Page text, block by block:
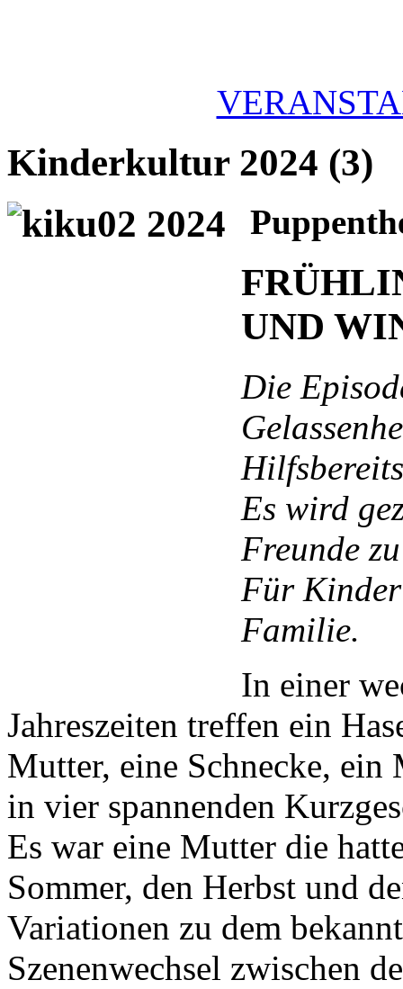
Kinderkultur 2024 (3)
UND
Die
Es wird
Freunde
Für
Familie.
In einer
Jahreszeiten treffen ein
Mutter, eine Schnecke,
in vier spannenden
Es war eine Mutter die
Sommer, den Herbst und
Variationen zu dem
Szenenwechsel zwischen